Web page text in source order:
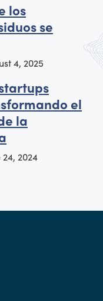
los
se
4, 2025
el
la
24, 2024